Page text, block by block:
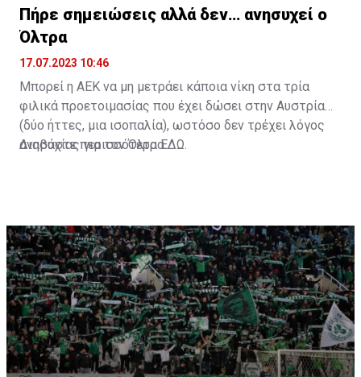
Πήρε σημειώσεις αλλά δεν… ανησυχεί ο
Όλτρα
17.07.2023 10:46
Μπορεί η ΑΕΚ να μη μετράει κάποια νίκη στα τρία
φιλικά προετοιμασίας που έχει δώσει στην Αυστρία
(δύο ήττες, μια ισοπαλία), ωστόσο δεν τρέχει λόγος
ανησυχίας για τον Όλτρα.
Διαβάστε περισσότεραΕΔΩ.